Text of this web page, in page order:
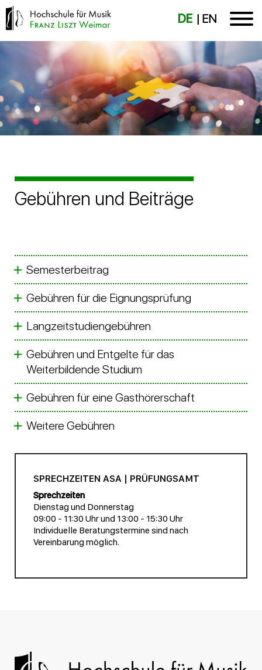
DE EN
Gebühren und Beiträge
Semesterbeitrag
Gebühren für die Eignungsprüfung
Langzeitstudiengebühren
Gebühren und Entgelte für das
Weiterbildende Studium
Gebühren für eine Gasthörerschaft
Weitere Gebühren
SPRECHZEITEN ASA | PRÜFUNGSAMT
Sprechzeiten
Dienstag und Donnerstag
09:00 - 11:30 Uhr und 13:00 - 15:30 Uhr
Individuelle Beratungstermine sind nach
Vereinbarung möglich.